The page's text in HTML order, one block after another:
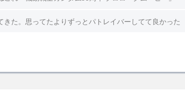
きた。思ってたよりずっとパトレイバーしてて良かった